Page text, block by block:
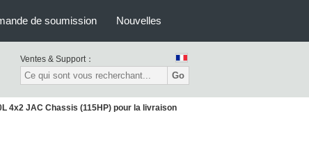
de soumission Nouvelles
Ventes & Support：
Go
4x2 JAC Chassis (115HP) pour la livraison